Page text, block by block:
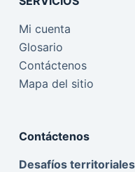
Mi cuenta
Glosario
Contáctenos
Mapa del sitio
Contáctenos
Desafíos territoriales